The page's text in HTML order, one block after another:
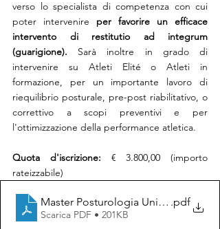
verso lo specialista di competenza con cui
poter intervenire per favorire un efficace
intervento di restitutio ad integrum
(guarigione). Sarà inoltre in grado di
intervenire su Atleti Elité o Atleti in
formazione, per un importante lavoro di
riequilibrio posturale, pre-post riabilitativo, o
correttivo a scopi preventivi e per
l'ottimizzazione della performance atletica.
Quota d'iscrizione: € 3.800,00 (importo
rateizzabile)
Master Posturologia UniKore.pdf
Scarica PDF • 201KB